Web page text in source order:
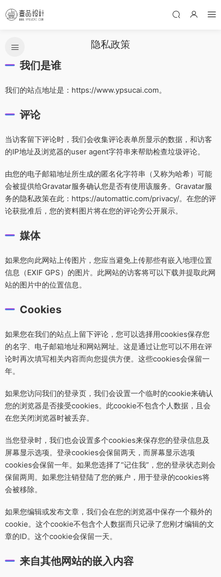
隐私政策
我们是谁
我们的站点地址是：https://www.ypsucai.com。
评论
当访客留下评论时，我们会收集评论表单所显示的数据，和访客
的IP地址及浏览器的user agent字符串来帮助检查垃圾评论。
由您的电子邮箱地址所生成的匿名化字符串（又称为哈希）可能
会被提供给Gravatar服务确认您是否有使用该服务。Gravatar服
务的隐私政策在此：https://automattic.com/privacy/。在您的评
论获批准后，您的资料图片将在您的评论旁公开展示。
媒体
如果您向此网站上传图片，您应当避免上传那些有嵌入地理位置
信息（EXIF GPS）的图片。此网站的访客将可以下载并提取此网
站的图片中的位置信息。
Cookies
如果您在我们的站点上留下评论，您可以选择用cookies保存您
的名字、电子邮箱地址和网站网址。这是通过让您可以不用在评
论时再次填写相关内容而向您提供方便。这些cookies会保留一
年。
如果您访问我们的登录页，我们会设置一个临时的cookie来确认
您的浏览器是否接受cookies。此cookie不包含个人数据，且会
在您关闭浏览器时被丢弃。
当您登录时，我们也会设置多个cookies来保存您的登录信息及
屏幕显示选项。登录cookies会保留两天，而屏幕显示选项
cookies会保留一年。如果您选择了“记住我”，您的登录状态则会
保留两周。如果您注销登陆了您的账户，用于登录的cookies将
会被移除。
如果您编辑或发布文章，我们会在您的浏览器中保存一个额外的
cookie。这个cookie不包含个人数据而只记录了您刚才编辑的文
章的ID。这个cookie会保留一天。
来自其他网站的嵌入内容